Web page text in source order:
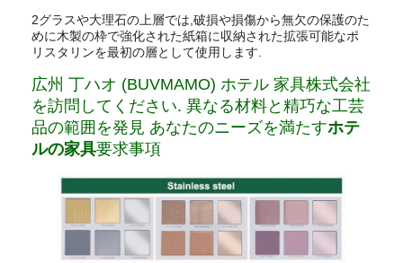
2グラスや大理石の上層では,破損や損傷から無欠の保護のた
めに木製の枠で強化された紙箱に収納された拡張可能なポ
リスタリンを最初の層として使用します.
広州 丁ハオ (BUVMAMO) ホテル 家具株式会社
を訪問してください. 異なる材料と精巧な工芸
品の範囲を発見 あなたのニーズを満たすホテ
ルの家具要求事項